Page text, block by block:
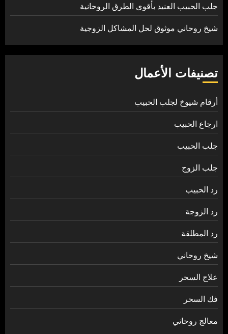
جلب الحبيب العنيد بأقوى الطرق الروحانية
شيخ روحاني موثوق لحل المشاكل الزوجية
تصنيفات الأعمال
أرقام شيوخ لجلب الحبيب
ارجاع الحبيب
جلب الحبيب
جلب الزوج
رد الحبيب
رد الزوجة
رد المطلقة
شيخ روحاني
علاج السحر
فك السحر
معالج روحاني